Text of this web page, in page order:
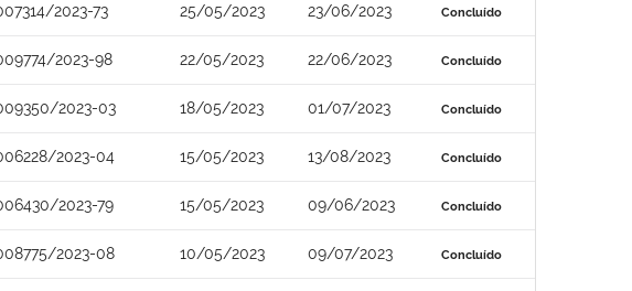
2023-73 25/05/2023 23/06/2023 Concluído
2023-98 22/05/2023 22/06/2023 Concluído
2023-03 18/05/2023 01/07/2023 Concluído
2023-04 15/05/2023 13/08/2023 Concluído
2023-79 15/05/2023 09/06/2023 Concluído
2023-08 10/05/2023 09/07/2023 Concluído